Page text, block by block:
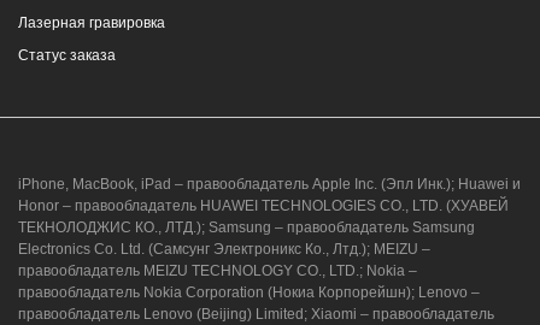
Лазерная гравировка
Статус заказа
iPhone, MacBook, iPad – правообладатель Apple Inc. (Эпл Инк.); Huawei и
Honor – правообладатель HUAWEI TECHNOLOGIES CO., LTD. (ХУАВЕЙ
ТЕКНОЛОДЖИС КО., ЛТД.); Samsung – правообладатель Samsung
Electronics Co. Ltd. (Самсунг Электроникс Ко., Лтд.); MEIZU –
правообладатель MEIZU TECHNOLOGY CO., LTD.; Nokia –
правообладатель Nokia Corporation (Нокиа Корпорейшн); Lenovo –
правообладатель Lenovo (Beijing) Limited; Xiaomi – правообладатель